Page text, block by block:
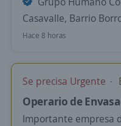
Casavalle, Barrio
Hace 8 horas
Se precisa Urgente
Operario de
Importante empresa